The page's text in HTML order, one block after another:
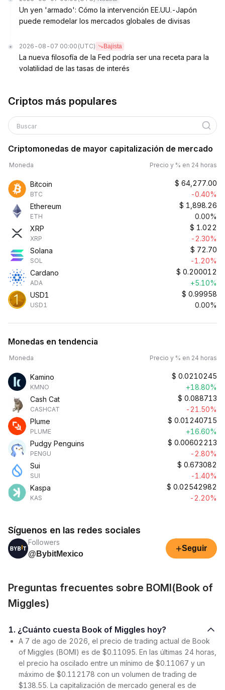
Un yen 'armado': Cómo la intervención EE.UU.-Japón
puede remodelar los mercados globales de divisas
2026-08-07 00:00 (UTC) Bajista
La nueva filosofía de la Fed podría ser una receta para la
volatilidad de las tasas de interés
Criptos más populares
Buscar
Criptomonedas de mayor capitalización de mercado
Moneda Precio y % en 24 horas
Bitcoin
BTC
$ 64,277.00
-0.40%
Ethereum
ETH
$ 1,898.26
0.00%
XRP
XRP
$ 1.022
-2.30%
Solana
SOL
$ 72.70
-1.20%
Cardano
ADA
$ 0.200012
+5.10%
USD1
USD1
$ 0.99958
0.00%
Monedas en tendencia
Moneda Precio y % en 24 horas
Kamino
KMNO
$ 0.0210245
+18.80%
Cash Cat
CASHCAT
$ 0.088713
-21.50%
Plume
PLUME
$ 0.01240715
+16.60%
Pudgy Penguins
PENGU
$ 0.00602213
-2.80%
Sui
SUI
$ 0.673082
-1.40%
Kaspa
KAS
$ 0.02542982
-2.20%
Síguenos en las redes sociales
Followers
@BybitMexico
+Seguir
Preguntas frecuentes sobre BOMI(Book of
Miggles)
1. ¿Cuánto cuesta Book of Miggles hoy?
A 7 de ago de 2026, el precio de trading actual de Book
of Miggles (BOMI) es de $0.11095. En las últimas 24 horas,
el precio ha oscilado entre un mínimo de $0.11067 y un
máximo de $0.112178 con un volumen de trading de
$138.55. La capitalización de mercado general es de